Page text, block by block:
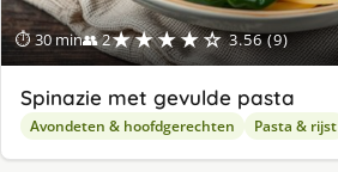
⏱ 30 min👥 2★★★★☆ 3.56 (9)
Spinazie met gevulde pasta
Avondeten & hoofdgerechten Pasta & rijst